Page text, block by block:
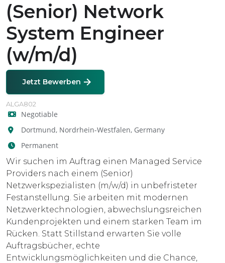
(Senior) Network
System Engineer
(w/m/d)
Jetzt Bewerben
ALGA802
Negotiable
Dortmund, Nordrhein-Westfalen, Germany
Permanent
Wir suchen im Auftrag einen Managed Service
Providers nach einem (Senior)
Netzwerkspezialisten (m/w/d) in unbefristeter
Festanstellung. Sie arbeiten mit modernen
Netzwerktechnologien, abwechslungsreichen
Kundenprojekten und einem starken Team im
Rücken. Statt Stillstand erwarten Sie volle
Auftragsbücher, echte
Entwicklungsmöglichkeiten und die Chance,